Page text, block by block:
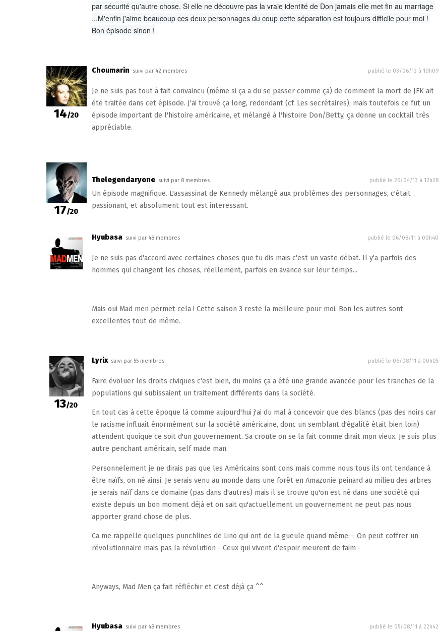
par sécurité qu'autre chose. Si elle ne découvre pas la vraie identité de Don jamais elle met fin au marriage
...M'enfin j'aime beaucoup ces deux personnages du coup cette séparation est toujours difficile pour moi !
Bon épisode sinon !
14/20
Choumarin suivi par 42 membres publié le 03/06/13 à 10h09
Je ne suis pas tout à fait convaincu (même si ça a du se passer comme ça) de comment la mort de JFK ait
été traitée dans cet épisode. J'ai trouvé ça long, redondant (cf. Les secrétaires), mais toutefois ce fut un
épisode important de l'histoire américaine, et mélangé à l'histoire Don/Betty, ça donne un cocktail très
appréciable.
17/20
Thelegendaryone suivi par 8 membres publié le 26/04/13 à 12h28
Un épisode magnifique. L'assassinat de Kennedy mélangé aux problèmes des personnages, c'était
passionant, et absolument tout est interessant.
Hyubasa suivi par 48 membres publié le 06/08/11 à 00h40
Je ne suis pas d'accord avec certaines choses que tu dis mais c'est un vaste débat. Il y'a parfois des
hommes qui changent les choses, réellement, parfois en avance sur leur temps...
Mais oui Mad men permet cela ! Cette saison 3 reste la meilleure pour moi. Bon les autres sont
excellentes tout de même.
13/20
Lyrix suivi par 55 membres publié le 06/08/11 à 00h05
Faire évoluer les droits civiques c'est bien, du moins ça a été une grande avancée pour les tranches de la
populations qui subissaient un traitement différents dans la société.
En tout cas à cette époque là comme aujourd'hui j'ai du mal à concevoir que des blancs (pas des noirs car
le racisme influait énormément sur la société américaine, donc un semblant d'égalité était bien loin)
attendent quoique ce soit d'un gouvernement. Sa croute on se la fait comme dirait mon vieux. Je suis plus
autre penchant américain, self made man.
Personnelement je ne dirais pas que les Américains sont cons mais comme nous tous ils ont tendance à
être naïfs, on né ainsi. Je serais venu au monde dans une forêt en Amazonie peinard au milieu des arbres
je serais naïf dans ce domaine (pas dans d'autres) mais il se trouve qu'on est né dans une société qui
existe depuis un bon moment déjà et on sait qu'actuellement un gouvernement ne peut pas nous
apporter grand chose de plus.
Ca me rappelle quelques punchlines de Lino qui ont de la gueule quand même: - On peut coffrer un
révolutionnaire mais pas la révolution - Ceux qui vivent d'espoir meurent de faim -
Anyways, Mad Men ça fait réfléchir et c'est déjà ça ^^
Hyubasa suivi par 48 membres publié le 05/08/11 à 22h42